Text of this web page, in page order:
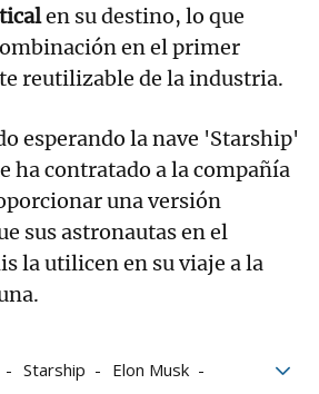
en su destino, lo que
en el primer
reutilizable de la industria.
esperando la nave 'Starship'
ha contratado a la compañía
una versión
sus astronautas en el
la utilicen en su viaje a la
Starship
Elon Musk